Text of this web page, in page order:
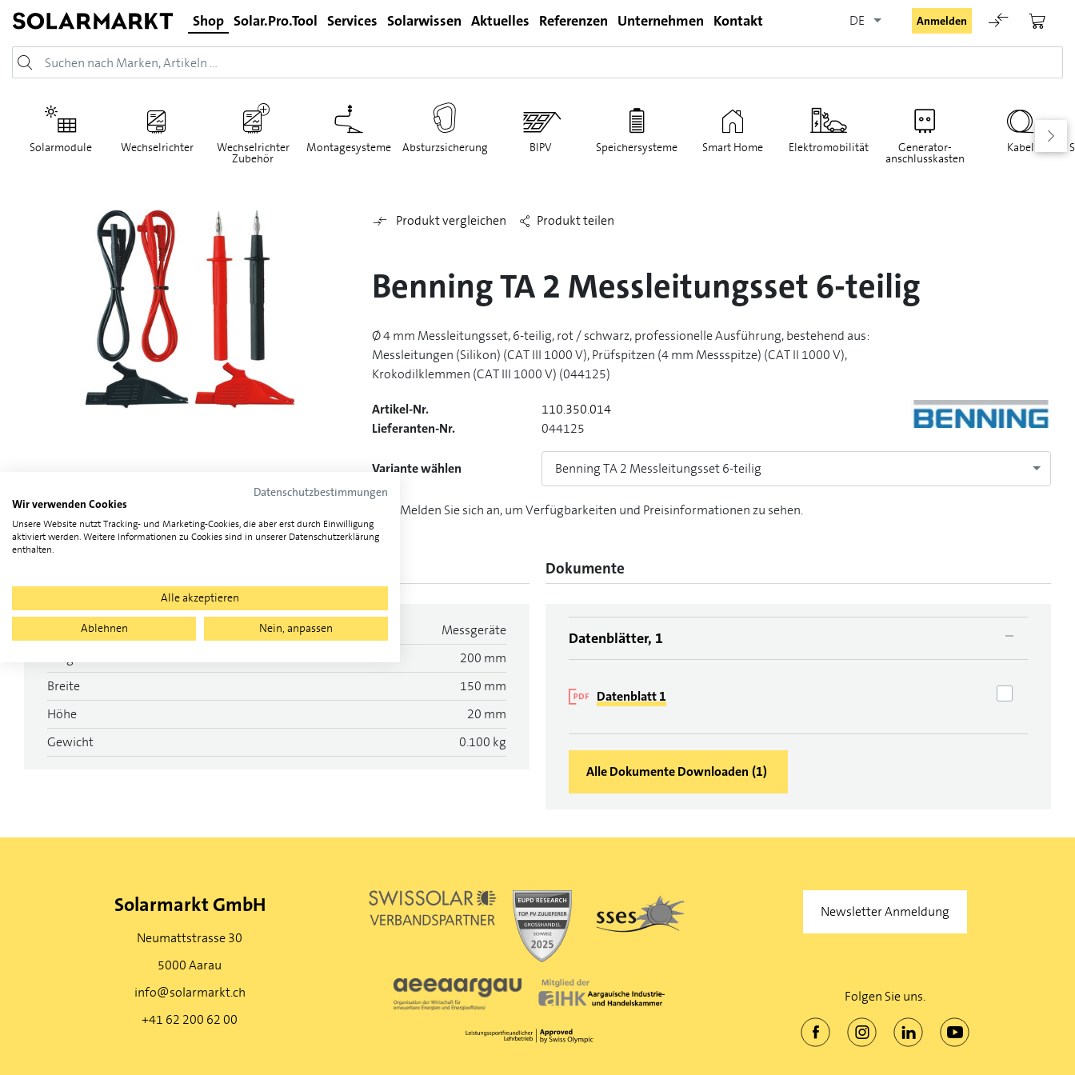
Shop Solar.Pro.Tool Services Solarwissen Aktuelles Referenzen Unternehmen Kontakt DE Anmelden
Login
Passwort vergessen
Registrieranfrage für Login
Solarmodule Wechselrichter Wechselrichter
Zubehör
Montagesysteme Absturzsicherung BIPV Speichersysteme Smart Home Elektromobilität Generator-
anschlusskasten
Kabel
Produkt vergleichen Produkt teilen
Benning TA 2 Messleitungsset 6-teilig
Ø 4 mm Messleitungsset, 6-teilig, rot / schwarz, professionelle Ausführung, bestehend aus:
Messleitungen (Silikon) (CAT III 1000 V), Prüfspitzen (4 mm Messspitze) (CAT II 1000 V),
Krokodilklemmen (CAT III 1000 V) (044125)
Artikel-Nr.
110.350.014
Lieferanten-Nr.
044125
Variante wählen Benning TA 2 Messleitungsset 6-teilig
Melden Sie sich an, um Verfügbarkeiten und Preisinformationen zu sehen.
Kategorie
Messgeräte
200 mm
Breite
150 mm
Höhe
20 mm
Gewicht
0.100 kg
Dokumente
Datenblätter, 1
Datenblatt 1
Alle Dokumente Downloaden (1)
Solarmarkt GmbH
Neumattstrasse 30
5000 Aarau
info@solarmarkt.ch
+41 62 200 62 00
Newsletter Anmeldung
Folgen Sie uns.
Datenschutzbestimmungen
Wir verwenden Cookies
Unsere Website nutzt Tracking- und Marketing-Cookies, die aber erst durch Einwilligung
aktiviert werden. Weitere Informationen zu Cookies sind in unserer Datenschutzerklärung
enthalten.
Alle akzeptieren
Ablehnen
Nein, anpassen